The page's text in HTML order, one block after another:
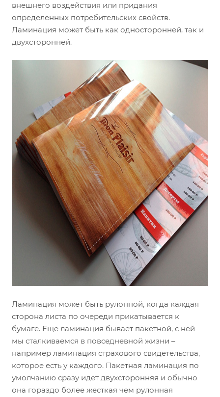
внешнего воздействия или придания
определенных потребительских свойств.
Ламинация может быть как односторонней, так и
двухсторонней.
Ламинация может быть рулонной, когда каждая
сторона листа по очереди прикатывается к
бумаге. Еще ламинация бывает пакетной, с ней
мы сталкиваемся в повседневной жизни –
например ламинация страхового свидетельства,
которое есть у каждого. Пакетная ламинация по
умолчанию сразу идет двухсторонняя и обычно
она гораздо более жесткая чем рулонная